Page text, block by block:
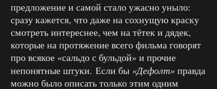
предложение и самой стало ужасно уныло:
сразу кажется, что даже на сохнущую краску
смотреть интереснее, чем на тётек и дядек,
которые на протяжение всего фильма говорят
про всякое «сальдо с бульдой» и прочие
непонятные штуки. Если бы «Дефолт»правда
можно было описать только этим одним